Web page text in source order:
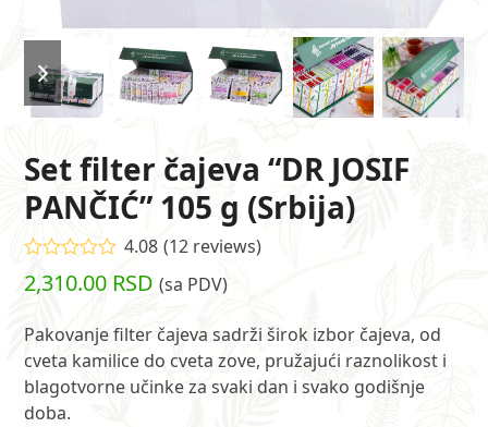
previous
slide
slide
Set filter čajeva “DR JOSIF
PANČIĆ” 105 g (Srbija)
Ocenjeno
4.08 od 5
osnovu
12
ocena
kupaca
4.08 (12reviews)
2,310.00 RSD (sa PDV)
Pakovanje filter čajeva sadrži širok izbor čajeva, od
cveta kamilice do cveta zove, pružajući raznolikost i
blagotvorne učinke za svaki dan i svako godišnje
doba.